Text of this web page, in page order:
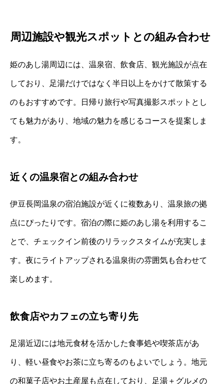
周辺施設や観光スポットとの組み合わせ
姫のあし湯周辺には、温泉宿、飲食店、観光施設が点在
しており、足湯だけではなく半日以上をかけて散策する
のもおすすめです。日帰り旅行や写真撮影スポットとし
ても魅力があり、地域の魅力を感じるコースを提案しま
す。
近くの温泉宿との組み合わせ
伊豆長岡温泉の宿泊施設が近くに複数あり、温泉旅の拠
点にぴったりです。宿泊の際に姫のあし湯を利用するこ
とで、チェックイン前後のリラックスタイムが充実しま
す。夜にライトアップされる温泉街の雰囲気も合わせて
楽しめます。
飲食店やカフェの立ち寄り先
足湯近辺には地元食材を活かした食事処や喫茶店があ
り、軽い昼食やお茶に立ち寄るのもよいでしょう。地元
の和菓子店やお土産屋も点在しており、足湯＋グルメの